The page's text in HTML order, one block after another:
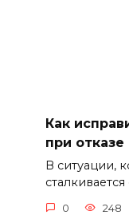
Как
при отказе
В ситуации,
0 248